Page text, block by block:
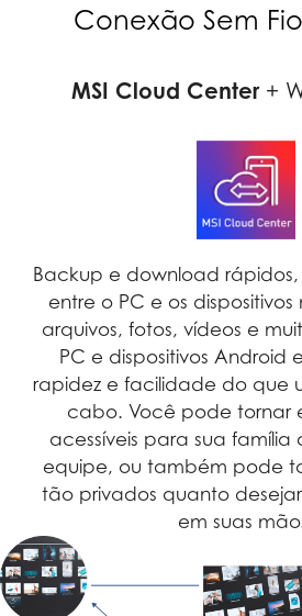
Conexão Sem
MSI Cloud Center +
Backup e download rápidos,
entre o PC e os dispositivos
arquivos, fotos, vídeos e
PC e dispositivos Android
rapidez e facilidade do que
cabo. Você pode tornar
acessíveis para sua família
equipe, ou também pode
tão privados quanto
em suas